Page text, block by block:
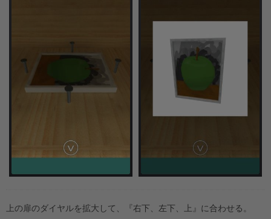
上の扉のダイヤルを拡大して、『右下、左下、上』に合わせる。